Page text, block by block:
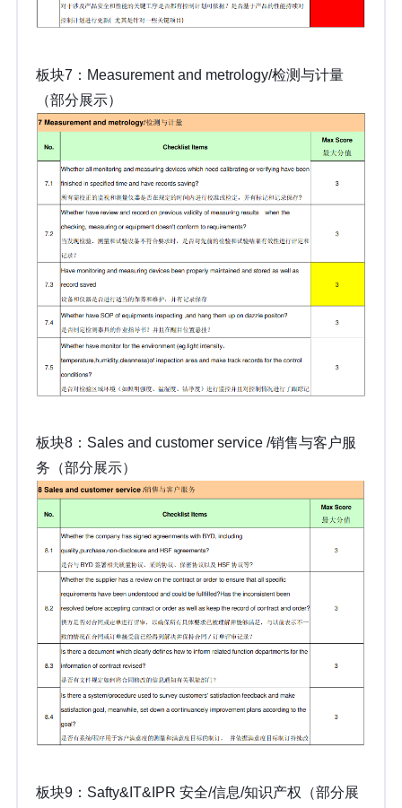
板块7：Measurement and metrology/检测与计量
（部分展示）
板块8：Sales and customer service /销售与客户服
务（部分展示）
板块9：Safty&IT&IPR 安全/信息/知识产权（部分展